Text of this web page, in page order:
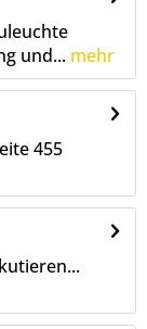
und... mehr
455